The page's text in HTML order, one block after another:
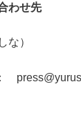
わせ先
な）